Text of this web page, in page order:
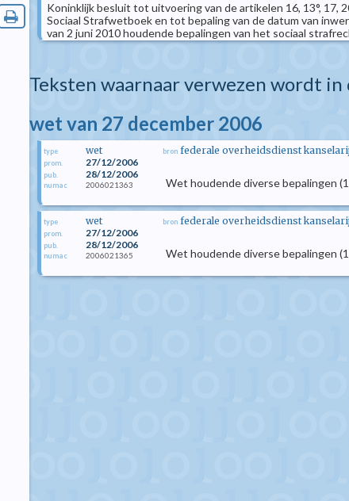
Koninklijk besluit tot uitvoering van de artikelen 16, 13°, 17,
Sociaal Strafwetboek en tot bepaling van de datum van
van 2 juni 2010 houdende bepalingen van het sociaal
Teksten waarnaar verwezen wordt
wet van 27 december 2006
type wet
prom. 27/12/2006
pub. 28/12/2006
numac 2006021363
bron federale overheidsdienst
Wet houdende diverse bepalingen
type wet
prom. 27/12/2006
pub. 28/12/2006
numac 2006021365
bron federale overheidsdienst
Wet houdende diverse bepalingen